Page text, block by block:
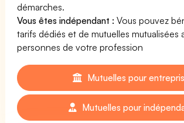
démarches.
Vous êtes indépendant : Vous pouvez
tarifs dédiés et de mutuelles mutualisées
personnes de votre profession
Mutuelles pour
Mutuelles pour